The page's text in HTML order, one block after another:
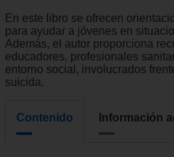
En este libro se ofrecen
para ayudar a jóvenes en
Además, el autor proporciona
educadores, profesionales
entorno social, involucrados
suicida.
Contenido Información